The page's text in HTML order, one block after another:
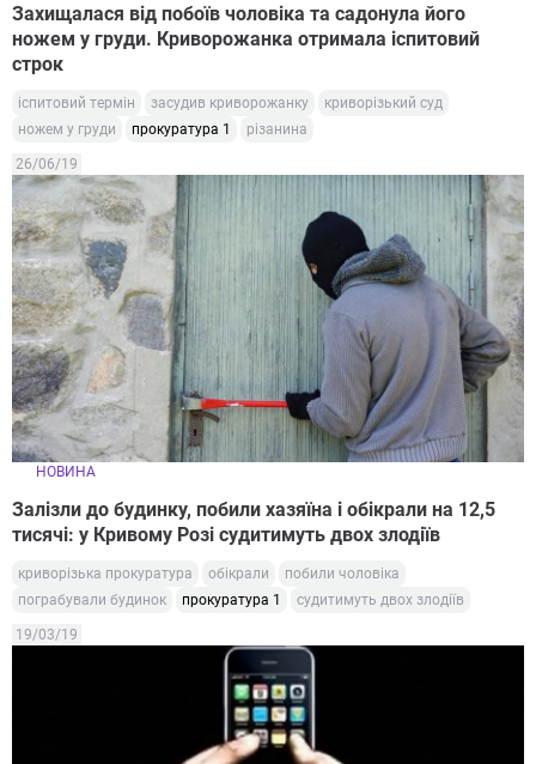
Захищалася від побоїв чоловіка та садонула його
ножем у груди. Криворожанка отримала іспитовий
строк
іспитовий термін засудив криворожанку
криворізький суд
ножем у груди
прокуратура 1 різанина
26/06/19
НОВИНА
Залізли до будинку, побили хазяїна і обікрали на 12,5
тисячі: у Кривому Розі судитимуть двох злодіїв
криворізька прокуратура обікрали
побили чоловіка
пограбували будинок
прокуратура 1 судитимуть двох злодіїв
19/03/19